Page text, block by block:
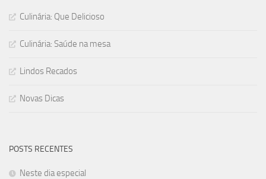
Culinária: Que Delicioso
Culinária: Saúde na mesa
Lindos Recados
Novas Dicas
POSTS RECENTES
Neste dia especial